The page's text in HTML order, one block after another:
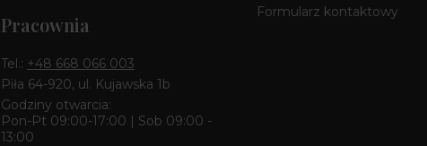
Pracownia
Tel.: +48 668 066 003
Piła 64-920, ul. Kujawska 1b
Godziny otwarcia:
Pon-Pt 09:00-17:00 | Sob 09:00 -
13:00
Formularz kontaktowy